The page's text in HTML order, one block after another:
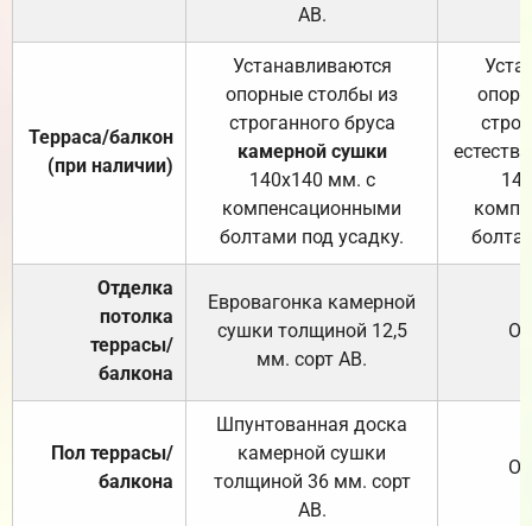
АВ.
Терраса/балкон
(при наличии)
Устанавливаются
опорные столбы из
строганного бруса
камерной сушки
140х140 мм. с
компенсационными
болтами под усадку.
Отделка
потолка
террасы/
балкона
Евровагонка камерной
сушки толщиной 12,5
мм. сорт АВ.
Пол террасы/
балкона
Шпунтованная доска
камерной сушки
толщиной 36 мм. сорт
АВ.